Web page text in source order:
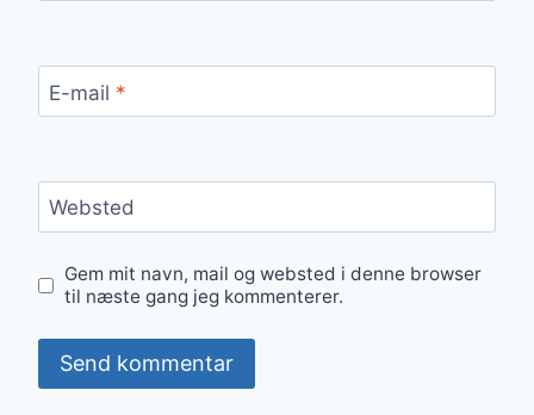
E-mail *
Websted
Gem mit navn, mail og websted i denne browser
til næste gang jeg kommenterer.